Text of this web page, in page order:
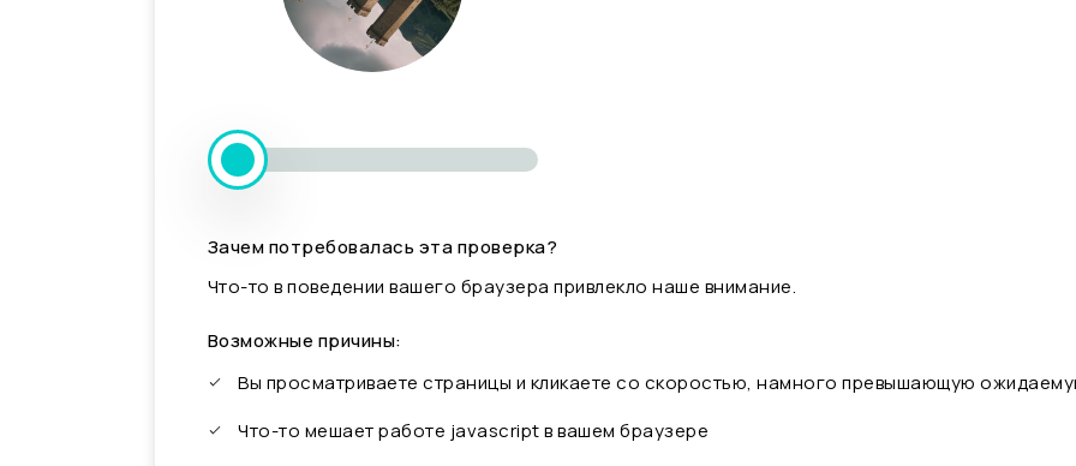
Зачем потребовалась эта проверка?
Что-то в поведении вашего браузера привлекло наше внимание.
Возможные причины:
Вы просматриваете страницы и кликаете со скоростью, намного превышающую
Что-то мешает работе javascript в вашем браузере